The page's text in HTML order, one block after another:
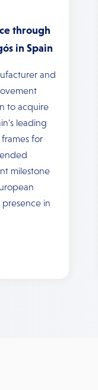
through
in Spain
and
to acquire
leading
for
milestone
in